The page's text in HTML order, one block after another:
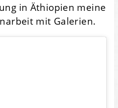
in Äthiopien meine
mit Galerien.